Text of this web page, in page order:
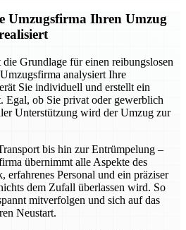
Umzugsfirma Ihren Umzug
Grundlage für einen reibungslosen
analysiert Ihre
Sie individuell und erstellt ein
Egal, ob Sie privat oder gewerblich
Unterstützung wird der Umzug zur
bis hin zur Entrümpelung –
übernimmt alle Aspekte des
erfahrenes Personal und ein präziser
dem Zufall überlassen wird. So
mitverfolgen und sich auf das
Neustart.